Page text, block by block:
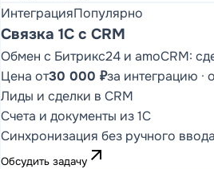
ФУНКЦИОНАЛЬНЫЕ
СТРАНИЦЫ И
DDMRP
DD FLOW
Обзор DD FLOW
ИнтеграцияПопулярно
Связка 1С с CRM
Обмен с Битрикс24 и amoCRM:
Цена от30 000 ₽за интеграцию ·
Лиды и сделки в CRM
Счета и документы из 1С
Синхронизация без ручного ввода
Обсудить задачу arrow_outward